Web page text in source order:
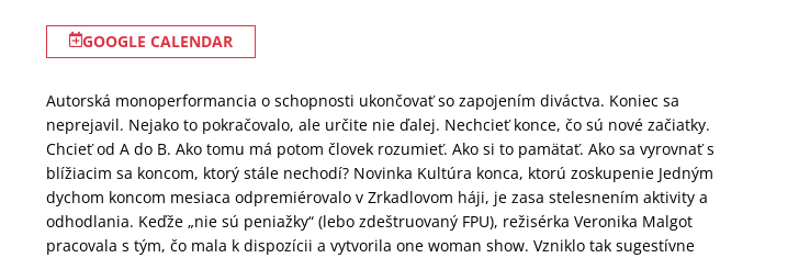
GOOGLE CALENDAR
Autorská monoperformancia o schopnosti ukončovať so zapojením diváctva. Koniec sa
neprejavil. Nejako to pokračovalo, ale určite nie ďalej. Nechcieť konce, čo sú nové začiatky.
Chcieť od A do B. Ako tomu má potom človek rozumieť. Ako si to pamätať. Ako sa vyrovnať s
blížiacim sa koncom, ktorý stále nechodí? Novinka Kultúra konca, ktorú zoskupenie Jedným
dychom koncom mesiaca odpremiérovalo v Zrkadlovom háji, je zasa stelesnením aktivity a
odhodlania. Keďže „nie sú peniažky“ (lebo zdeštruovaný FPU), režisérka Veronika Malgot
pracovala s tým, čo mala k dispozícii a vytvorila one woman show. Vzniklo tak sugestívne